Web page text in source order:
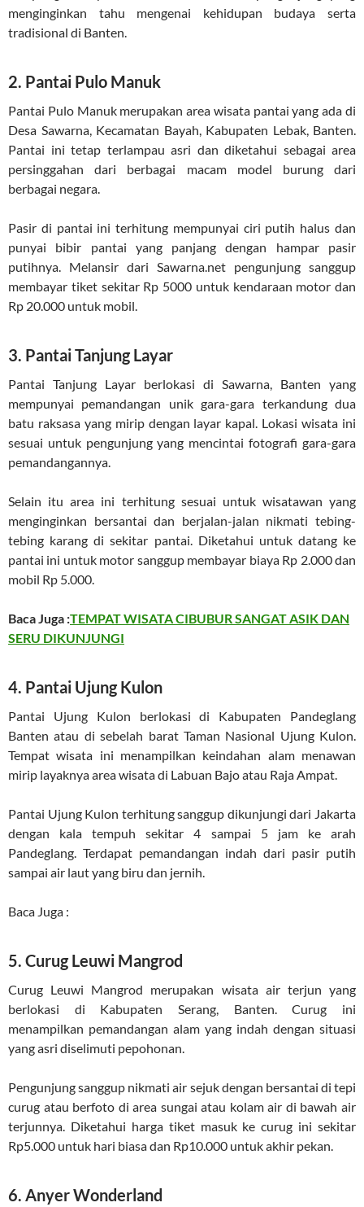
menginginkan tahu mengenai kehidupan budaya serta
tradisional di Banten.
2. Pantai Pulo Manuk
Pantai Pulo Manuk merupakan area wisata pantai yang ada di
Desa Sawarna, Kecamatan Bayah, Kabupaten Lebak, Banten.
Pantai ini tetap terlampau asri dan diketahui sebagai area
persinggahan dari berbagai macam model burung dari
berbagai negara.
Pasir di pantai ini terhitung mempunyai ciri putih halus dan
punyai bibir pantai yang panjang dengan hampar pasir
putihnya. Melansir dari Sawarna.net pengunjung sanggup
membayar tiket sekitar Rp 5000 untuk kendaraan motor dan
Rp 20.000 untuk mobil.
3. Pantai Tanjung Layar
Pantai Tanjung Layar berlokasi di Sawarna, Banten yang
mempunyai pemandangan unik gara-gara terkandung dua
batu raksasa yang mirip dengan layar kapal. Lokasi wisata ini
sesuai untuk pengunjung yang mencintai fotografi gara-gara
pemandangannya.
Selain itu area ini terhitung sesuai untuk wisatawan yang
menginginkan bersantai dan berjalan-jalan nikmati tebing-
tebing karang di sekitar pantai. Diketahui untuk datang ke
pantai ini untuk motor sanggup membayar biaya Rp 2.000 dan
mobil Rp 5.000.
Baca Juga :TEMPAT WISATA CIBUBUR SANGAT ASIK DAN
SERU DIKUNJUNGI
4. Pantai Ujung Kulon
Pantai Ujung Kulon berlokasi di Kabupaten Pandeglang
Banten atau di sebelah barat Taman Nasional Ujung Kulon.
Tempat wisata ini menampilkan keindahan alam menawan
mirip layaknya area wisata di Labuan Bajo atau Raja Ampat.
Pantai Ujung Kulon terhitung sanggup dikunjungi dari Jakarta
dengan kala tempuh sekitar 4 sampai 5 jam ke arah
Pandeglang. Terdapat pemandangan indah dari pasir putih
sampai air laut yang biru dan jernih.
Baca Juga :
5. Curug Leuwi Mangrod
Curug Leuwi Mangrod merupakan wisata air terjun yang
berlokasi di Kabupaten Serang, Banten. Curug ini
menampilkan pemandangan alam yang indah dengan situasi
yang asri diselimuti pepohonan.
Pengunjung sanggup nikmati air sejuk dengan bersantai di tepi
curug atau berfoto di area sungai atau kolam air di bawah air
terjunnya. Diketahui harga tiket masuk ke curug ini sekitar
Rp5.000 untuk hari biasa dan Rp10.000 untuk akhir pekan.
6. Anyer Wonderland